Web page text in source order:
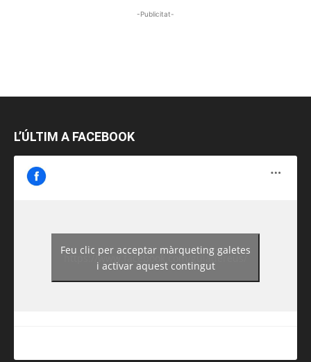
-Publicitat-
L’ÚLTIM A FACEBOOK
https://www.facebook.com/guiadereus/
Feu clic per acceptar màrqueting galetes
i activar aquest contingut